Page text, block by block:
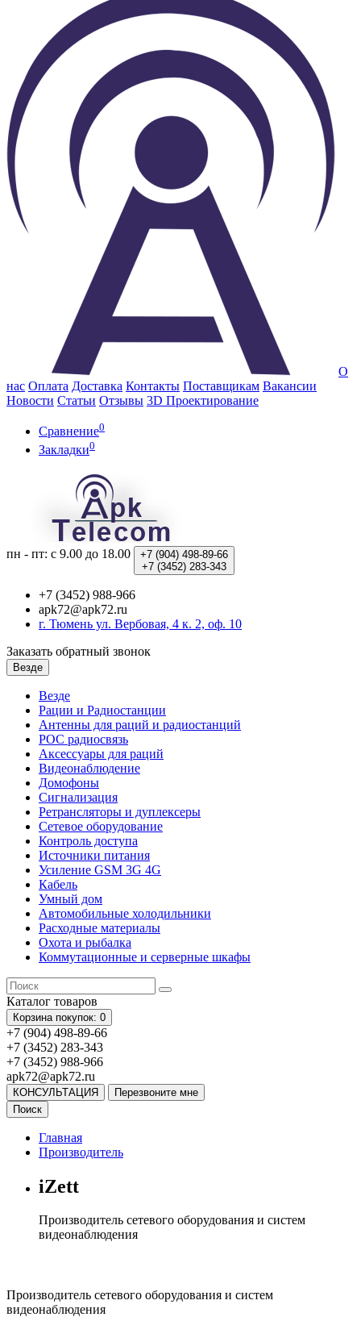
О
нас Оплата Доставка Контакты Поставщикам Вакансии
Новости Статьи Отзывы 3D Проектирование
Сравнение0
Закладки0
пн - пт: с 9.00 до 18.00 +7 (904) 498-89-66
+7 (3452) 283-343
+7 (3452) 988-966
apk72@apk72.ru
г. Тюмень ул. Вербовая, 4 к. 2, оф. 10
Заказать обратный звонок
Везде
Везде
Рации и Радиостанции
Антенны для раций и радиостанций
POC радиосвязь
Аксессуары для раций
Видеонаблюдение
Домофоны
Сигнализация
Ретрансляторы и дуплексеры
Сетевое оборудование
Контроль доступа
Источники питания
Усиление GSM 3G 4G
Кабель
Умный дом
Автомобильные холодильники
Расходные материалы
Охота и рыбалка
Коммутационные и серверные шкафы
Каталог товаров
Корзина покупок: 0
+7 (904) 498-89-66
+7 (3452) 283-343
+7 (3452) 988-966
apk72@apk72.ru
КОНСУЛЬТАЦИЯ
Перезвоните мне
Поиск
Главная
Производитель
iZett
Производитель сетевого оборудования и систем
видеонаблюдения
Производитель сетевого оборудования и систем
видеонаблюдения